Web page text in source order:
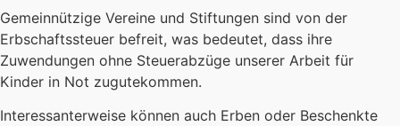
Gemeinnützige Vereine und Stiftungen sind von der
Erbschaftssteuer befreit, was bedeutet, dass ihre
Zuwendungen ohne Steuerabzüge unserer Arbeit für
Kinder in Not zugutekommen.
Interessanterweise können auch Erben oder Beschenkte